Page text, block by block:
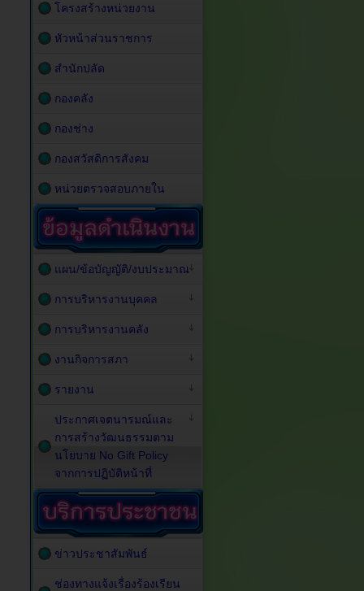
โครงสร้างหน่วยงาน
หัวหน้าส่วนราชการ
สำนักปลัด
กองคลัง
กองช่าง
กองสวัสดิการสังคม
หน่วยตรวจสอบภายใน
แผน/ข้อบัญญัติ/งบประมาณ
การบริหารงานบุคคล
การบริหารงานคลัง
งานกิจการสภา
รายงาน
ประกาศเจตนารมณ์และ
การสร้างวัฒนธรรมตาม
นโยบาย No Gift Policy
จากการปฏิบัติหน้าที่
ข่าวประชาสัมพันธ์
ช่องทางแจ้งเรื่องร้องเรียน